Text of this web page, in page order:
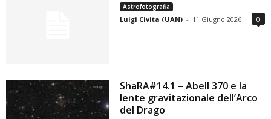
Astrofotografia
Luigi Civita (UAN) - 11 Giugno 2026 0
ShaRA#14.1 – Abell 370 e la
lente gravitazionale dell’Arco
del Drago